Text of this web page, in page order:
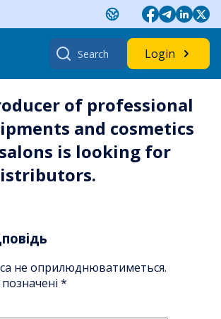
Search
for:
Login
of professional
and cosmetics
is looking for
не оприлюднюватиметься.
*